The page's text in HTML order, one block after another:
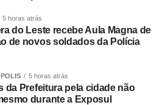
se estende aos serviços de
devem estar disponíveis de
Nos casos de frigobar, os
5 horas atrás
do Leste recebe Aula Magna de
de novos soldados da Polícia
5 horas atrás
da Prefeitura pela cidade não
durante a Exposul